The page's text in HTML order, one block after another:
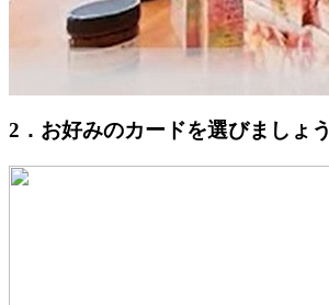
2．お好みのカードを選びましょう